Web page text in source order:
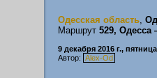
Одесская область,
Маршрут 529,
9 декабря 2016 г., пятница
Автор: Alex-Od